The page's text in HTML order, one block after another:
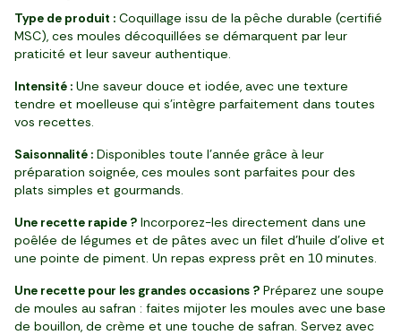
Type de produit : Coquillage issu de la pêche durable (certifié
MSC), ces moules décoquillées se démarquent par leur
praticité et leur saveur authentique.
Intensité : Une saveur douce et iodée, avec une texture
tendre et moelleuse qui s’intègre parfaitement dans toutes
vos recettes.
Saisonnalité : Disponibles toute l’année grâce à leur
préparation soignée, ces moules sont parfaites pour des
plats simples et gourmands.
Une recette rapide ? Incorporez-les directement dans une
poêlée de légumes et de pâtes avec un filet d’huile d’olive et
une pointe de piment. Un repas express prêt en 10 minutes.
Une recette pour les grandes occasions ? Préparez une soupe
de moules au safran : faites mijoter les moules avec une base
de bouillon, de crème et une touche de safran. Servez avec